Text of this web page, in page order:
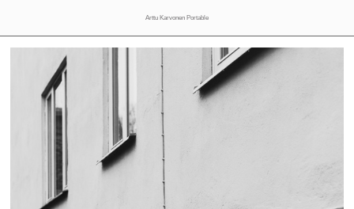
Arttu Karvonen Portable